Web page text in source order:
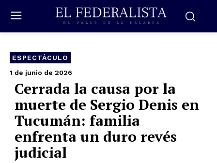
ESPECTÁCULO
1 de junio de 2026
Cerrada la causa por la
muerte de Sergio Denis en
Tucumán: familia
enfrenta un duro revés
judicial